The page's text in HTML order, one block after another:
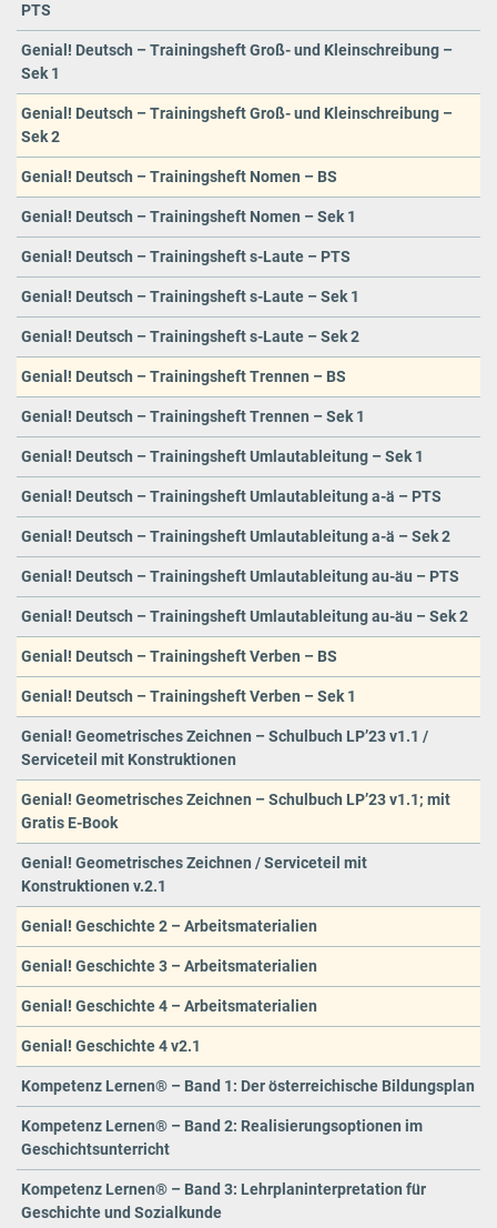
PTS
Genial! Deutsch – Trainingsheft Groß- und Kleinschreibung –
Sek 1
Genial! Deutsch – Trainingsheft Groß- und Kleinschreibung –
Sek 2
Genial! Deutsch – Trainingsheft Nomen – BS
Genial! Deutsch – Trainingsheft Nomen – Sek 1
Genial! Deutsch – Trainingsheft s-Laute – PTS
Genial! Deutsch – Trainingsheft s-Laute – Sek 1
Genial! Deutsch – Trainingsheft s-Laute – Sek 2
Genial! Deutsch – Trainingsheft Trennen – BS
Genial! Deutsch – Trainingsheft Trennen – Sek 1
Genial! Deutsch – Trainingsheft Umlautableitung – Sek 1
Genial! Deutsch – Trainingsheft Umlautableitung a-ä – PTS
Genial! Deutsch – Trainingsheft Umlautableitung a-ä – Sek 2
Genial! Deutsch – Trainingsheft Umlautableitung au-äu – PTS
Genial! Deutsch – Trainingsheft Umlautableitung au-äu – Sek 2
Genial! Deutsch – Trainingsheft Verben – BS
Genial! Deutsch – Trainingsheft Verben – Sek 1
Genial! Geometrisches Zeichnen – Schulbuch LP’23 v1.1 /
Serviceteil mit Konstruktionen
Genial! Geometrisches Zeichnen – Schulbuch LP’23 v1.1; mit
Gratis E-Book
Genial! Geometrisches Zeichnen / Serviceteil mit
Konstruktionen v.2.1
Genial! Geschichte 2 – Arbeitsmaterialien
Genial! Geschichte 3 – Arbeitsmaterialien
Genial! Geschichte 4 – Arbeitsmaterialien
Genial! Geschichte 4 v2.1
Kompetenz Lernen® – Band 1: Der österreichische Bildungsplan
Kompetenz Lernen® – Band 2: Realisierungsoptionen im
Geschichtsunterricht
Kompetenz Lernen® – Band 3: Lehrplaninterpretation für
Geschichte und Sozialkunde